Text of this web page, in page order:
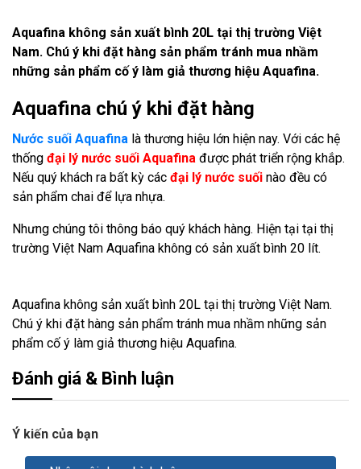
Aquafina không sản xuất bình 20L tại thị trường Việt
Nam. Chú ý khi đặt hàng sản phẩm tránh mua nhầm
những sản phẩm cố ý làm giả thương hiệu Aquafina.
Aquafina chú ý khi đặt hàng
Nước suối Aquafina là thương hiệu lớn hiện nay. Với các hệ
thống đại lý nước suối Aquafina được phát triển rộng khắp.
Nếu quý khách ra bất kỳ các đại lý nước suối nào đều có
sản phẩm chai để lựa nhựa.
Nhưng chúng tôi thông báo quý khách hàng. Hiện tại tại thị
trường Việt Nam Aquafina không có sản xuất bình 20 lít.
Aquafina không sản xuất bình 20L tại thị trường Việt Nam.
Chú ý khi đặt hàng sản phẩm tránh mua nhầm những sản
phẩm cố ý làm giả thương hiệu Aquafina.
Đánh giá & Bình luận
Ý kiến của bạn